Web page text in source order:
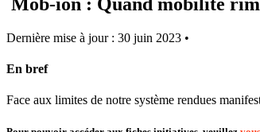
Dernière mise à jour : 30 juin 2023 •
En bref
Face aux limites de notre système rendues